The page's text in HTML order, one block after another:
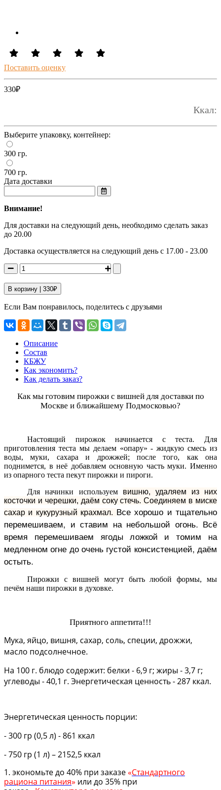
Поставить оценку
330₽
Ккал:
Выберите упаковку, контейнер:
300 гр.
700 гр.
Дата доставки
Внимание!
Для доставки на следующий день, необходимо сделать заказ
до 20.00
Доставка осуществляется на следующий день с 17.00 - 23.00
В корзину | 330₽
Если Вам понравилось, поделитесь с друзьями
Описание
Состав
КБЖУ
Как экономить?
Как делать заказ?
Как мы готовим пирожки с вишней для доставки по
Москве и ближайшему Подмосковью?
Настоящий пирожок начинается с теста. Для
приготовления теста мы делаем «опару» - жидкую смесь из
воды, муки, сахара и дрожжей; после того, как она
поднимется, в неё добавляем основную часть муки. Именно
из опарного теста пекут пирожки и пироги.
Для начинки используем вишню, удаляем из них
косточки и черешки, даём соку стечь. Соединяем в миске
сахар и кукурузный крахмал. Все хорошо и тщательно
перемешиваем, и ставим на небольшой огонь. Всё
время перемешиваем ягоды ложкой и томим на
медленном огне до очень густой консистенцией, даём
остыть.
Пирожки с вишней могут быть любой формы, мы
печём наши пирожки в духовке.
Приятного аппетита!!!
Мука, яйцо, вишня, сахар, соль, специи, дрожжи,
масло подсолнечное.
На 100 г. блюдо содержит: белки - 6,9 г; жиры - 3,7 г;
углеводы - 40,1 г. Энергетическая ценность - 287 ккал.
Энергетическая ценность порции:
- 300 гр (0,5 л) - 861 ккал
- 750 гр (1 л) – 2152,5 ккал
1. экономьте до 40% при заказе«Стандартного
рациона питания» или до 35% при